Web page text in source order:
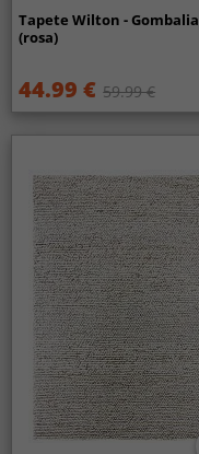
Tapete Wilton - Gombalia
(rosa)
44.99 € 59.99 €